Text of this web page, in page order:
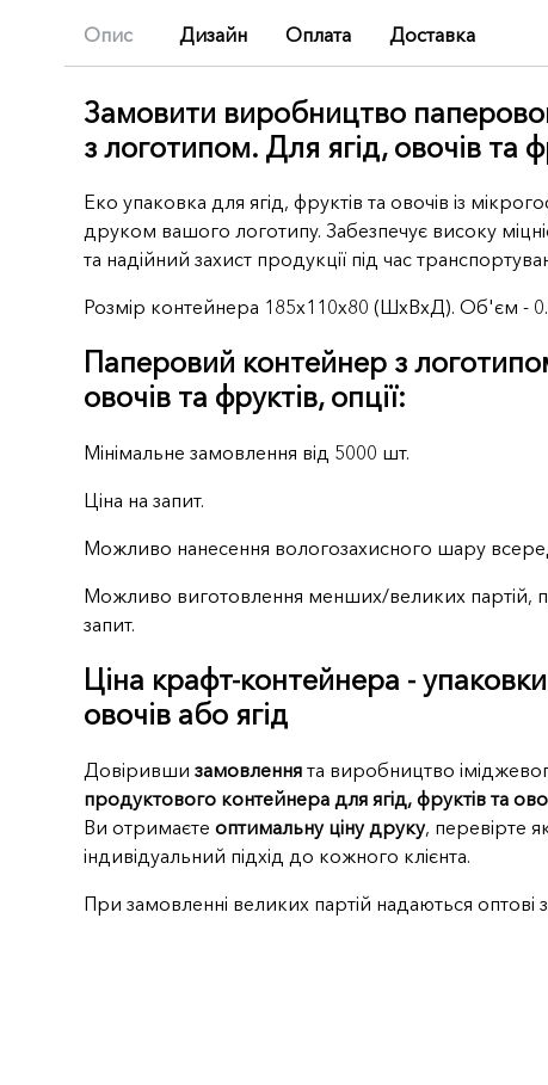
Опис
(active
tab)
Дизайн Оплата Доставка
Замовити виробництво
з логотипом. Для ягід, овочів та
Еко упаковка для ягід, фруктів та овочів із
друком вашого логотипу. Забезпечує високу
та надійний захист продукції під час
Розмір контейнера 185x110x80 (ШхВхД). Об'єм -
Паперовий контейнер з
овочів та фруктів, опції:
Мінімальне замовлення від 5000 шт.
Ціна на запит.
Можливо нанесення вологозахисного шару
Можливо виготовлення менших/великих партій,
запит.
Ціна крафт-контейнера -
овочів або ягід
Довіривши замовленнята виробництво
продуктового контейнера для ягід, фруктів та
Ви отримаєте оптимальну ціну друку, перевірте
індивідуальний підхід до кожного клієнта.
При замовленні великих партій надаються оптові